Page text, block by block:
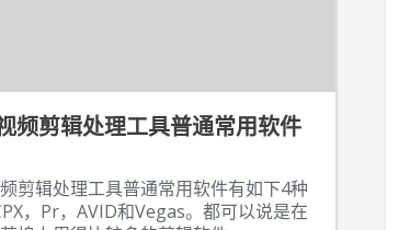
频剪辑处理工具普通常用软件
剪辑处理工具普通常用软件有如下4种
，Pr，AVID和Vegas。都可以说是在